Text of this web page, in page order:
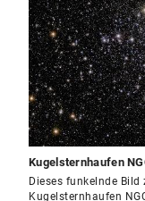
Kugelsternhaufen
Dieses funkelnde
Kugelsternhaufen